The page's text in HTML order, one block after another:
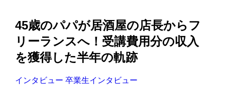
45歳のパパが居酒屋の店長からフ
リーランスへ！受講費用分の収入
を獲得した半年の軌跡
インタビュー卒業生インタビュー